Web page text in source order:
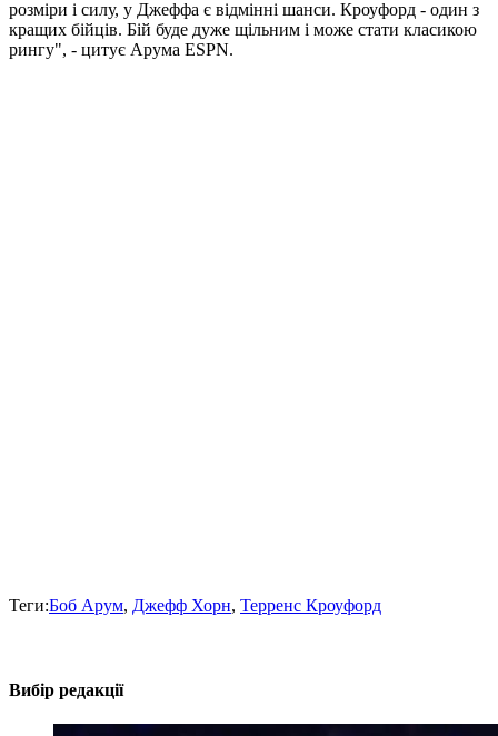
розміри і силу, у Джеффа є відмінні шанси. Кроуфорд - один з
кращих бійців. Бій буде дуже щільним і може стати класикою
рингу", - цитує Арума ESPN.
Теги:Боб Арум, Джефф Хорн, Терренс Кроуфорд
Вибір редакції